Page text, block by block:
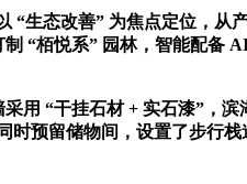
生态改善” 为焦点定位，从
“栢悦系” 园林，智能配备
用 “干挂石材 + 实石漆”，滨
时预留储物间，设置了步行